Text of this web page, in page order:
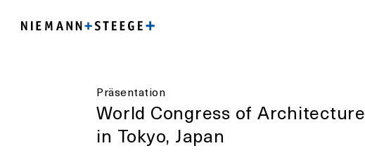
Präsentation
World Congress of Architecture
in Tokyo, Japan